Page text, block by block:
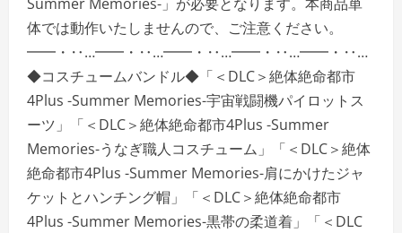
さ
い
Summer Memories-」が必要となります。本商品単
体では動作いたしませんので、ご注意ください。
━━・‥…━━・‥…━━・‥…━━・‥…━━・‥…
◆コスチュームバンドル◆「＜DLC＞絶体絶命都市
4Plus -Summer Memories-宇宙戦闘機パイロットス
ーツ」「＜DLC＞絶体絶命都市4Plus -Summer
Memories-うなぎ職人コスチューム」「＜DLC＞絶体
絶命都市4Plus -Summer Memories-肩にかけたジャ
ケットとハンチング帽」「＜DLC＞絶体絶命都市
4Plus -Summer Memories-黒帯の柔道着」「＜DLC